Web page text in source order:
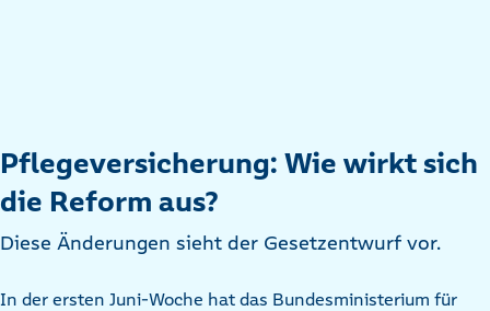
Pflegeversicherung: Wie wirkt sich
die Reform aus?
Diese Änderungen sieht der Gesetzentwurf vor.
In der ersten Juni-Woche hat das Bundesministerium für